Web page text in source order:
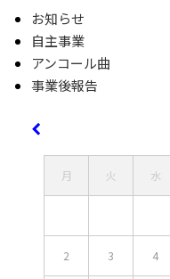
お知らせ
自主事業
アンコール曲
事業後報告
月 火 水
2 3 4